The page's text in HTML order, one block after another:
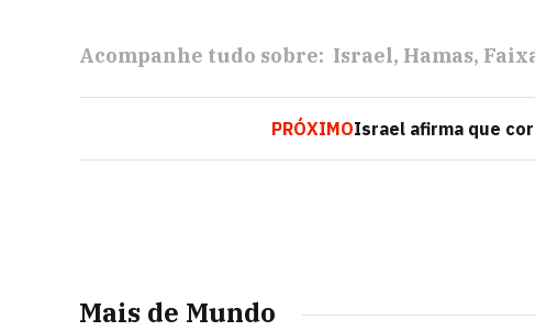
Acompanhe tudo sobre: Israel Hamas
PRÓXIMOIsrael afirma que
Mais de Mundo